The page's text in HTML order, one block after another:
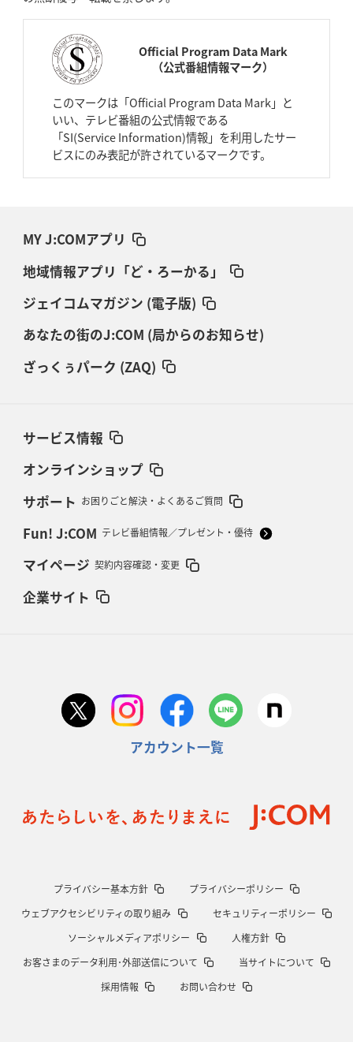
Official Program Data Mark
（公式番組情報マーク）
このマークは「Official Program Data Mark」と
いい、テレビ番組の公式情報である
「SI(Service Information)情報」を利用したサー
ビスにのみ表記が許されているマークです。
MY J:COMアプリ
地域情報アプリ「ど・ろーかる」
ジェイコムマガジン (電子版)
あなたの街のJ:COM (局からのお知らせ)
ざっくぅパーク (ZAQ)
サービス情報
オンラインショップ
サポート お困りごと解決・よくあるご質問
Fun! J:COM テレビ番組情報／プレゼント・優待
マイページ 契約内容確認・変更
企業サイト
アカウント一覧
プライバシー基本方針
プライバシーポリシー
ウェブアクセシビリティの取り組み
セキュリティーポリシー
ソーシャルメディアポリシー
人権方針
お客さまのデータ利用･外部送信について
当サイトについて
採用情報
お問い合わせ